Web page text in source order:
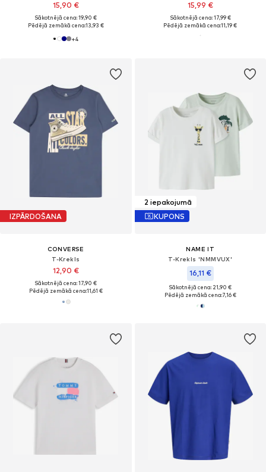
15,90 €
Sākotnējā cena: 19,90 €
Pēdējā zemākā cena:13,93 €
+4
15,99 €
Sākotnējā cena: 17,99 €
Pēdējā zemākā cena:11,19 €
IZPĀRDOŠANA
CONVERSE
T-Krekls
12,90 €
Sākotnējā cena: 17,90 €
Pēdējā zemākā cena:11,61 €
2 iepakojumā
KUPONS
NAME IT
T-Krekls 'NMMVUX'
16,11 €
Sākotnējā cena: 21,90 €
Pēdējā zemākā cena:7,16 €